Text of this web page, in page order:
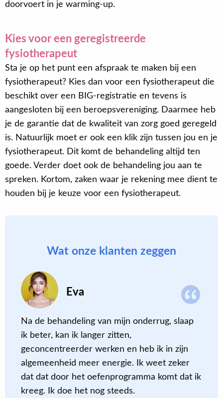
doorvoert in je warming-up.
Kies voor een geregistreerde
fysiotherapeut
Sta je op het punt een afspraak te maken bij een
fysiotherapeut? Kies dan voor een fysiotherapeut die
beschikt over een BIG-registratie en tevens is
aangesloten bij een beroepsvereniging. Daarmee heb
je de garantie dat de kwaliteit van zorg goed geregeld
is. Natuurlijk moet er ook een klik zijn tussen jou en je
fysiotherapeut. Dit komt de behandeling altijd ten
goede. Verder doet ook de behandeling jou aan te
spreken. Kortom, zaken waar je rekening mee dient te
houden bij je keuze voor een fysiotherapeut.
Wat onze klanten zeggen
Eva
Na de behandeling van mijn onderrug, slaap
ik beter, kan ik langer zitten,
geconcentreerder werken en heb ik in zijn
algemeenheid meer energie. Ik weet zeker
dat dat door het oefenprogramma komt dat ik
kreeg. Ik doe het nog steeds.